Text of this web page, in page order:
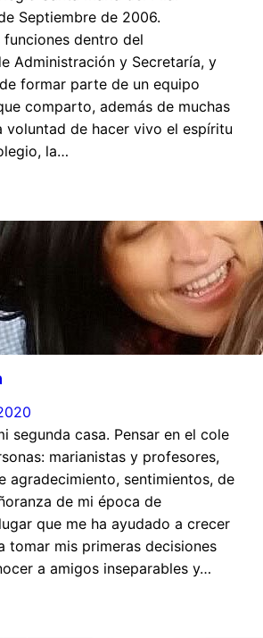
Septiembre de 2006.
funciones dentro del
Administración y Secretaría, y
formar parte de un equipo
comparto, además de muchas
voluntad de hacer vivo el espíritu
la…
segunda casa. Pensar en el cole
marianistas y profesores,
agradecimiento, sentimientos, de
de mi época de
que me ha ayudado a crecer
tomar mis primeras decisiones
a amigos inseparables y…